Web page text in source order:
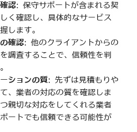
認: 保守サポートが含まれる契
く確認し、具体的なサービス
します。
確認: 他のクライアントからの
調査することで、信頼性を判
ションの質: 先ずは見積もりや
、業者の対応の質を確認しま
親切な対応をしてくれる業者
ートでも信頼できる可能性が